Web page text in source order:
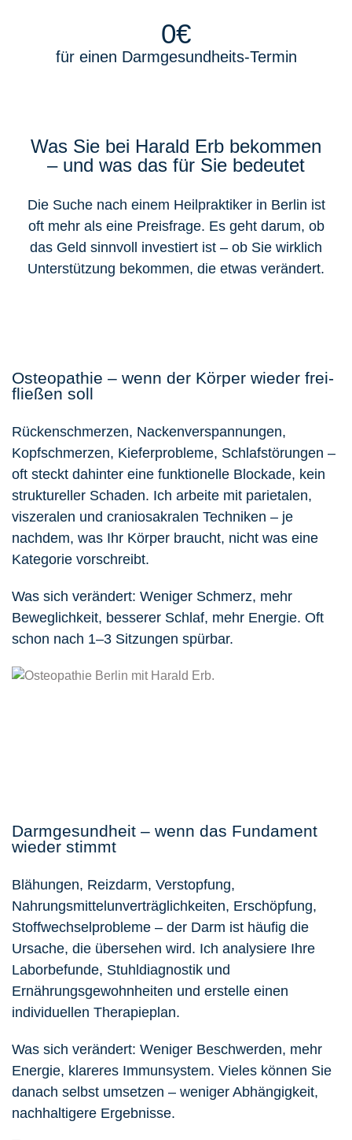
für einen Darmgesundheits-Termin
0€
Was Sie bei Harald Erb bekommen
– und was das für Sie bedeutet
Die Suche nach einem Heilpraktiker in Berlin ist
oft mehr als eine Preisfrage. Es geht darum, ob
das Geld sinnvoll investiert ist – ob Sie wirklich
Unterstützung bekommen, die etwas verändert.
Osteopathie – wenn der Körper wieder frei-
fließen soll
Rückenschmerzen, Nackenverspannungen,
Kopfschmerzen, Kieferprobleme, Schlafstörungen –
oft steckt dahinter eine funktionelle Blockade, kein
struktureller Schaden. Ich arbeite mit parietalen,
viszeralen und craniosakralen Techniken – je
nachdem, was Ihr Körper braucht, nicht was eine
Kategorie vorschreibt.
Was sich verändert: Weniger Schmerz, mehr
Beweglichkeit, besserer Schlaf, mehr Energie. Oft
schon nach 1–3 Sitzungen spürbar.
Darmgesundheit – wenn das Fundament
wieder stimmt
Blähungen, Reizdarm, Verstopfung,
Nahrungsmittelunverträglichkeiten, Erschöpfung,
Stoffwechselprobleme – der Darm ist häufig die
Ursache, die übersehen wird. Ich analysiere Ihre
Laborbefunde, Stuhldiagnostik und
Ernährungsgewohnheiten und erstelle einen
individuellen Therapieplan.
Was sich verändert: Weniger Beschwerden, mehr
Energie, klareres Immunsystem. Vieles können Sie
danach selbst umsetzen – weniger Abhängigkeit,
nachhaltigere Ergebnisse.